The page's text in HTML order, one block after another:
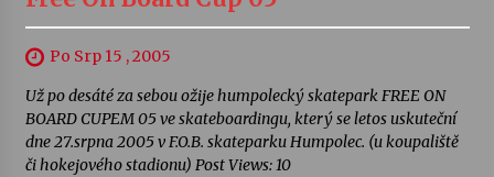
Po Srp 15 , 2005
Už po desáté za sebou ožije humpolecký skatepark FREE ON
BOARD CUPEM 05 ve skateboardingu, který se letos uskuteční
dne 27.srpna 2005 v F.O.B. skateparku Humpolec. (u koupaliště
či hokejového stadionu) Post Views: 10